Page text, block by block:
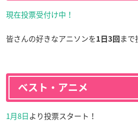
現在投票受付け中！
皆さんの好きなアニソンを 1日3回 まで
ベスト・アニメ
1月8日より投票スタート！